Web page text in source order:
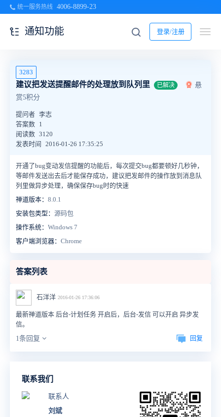
统一服务热线 4006-8899-23
登录/注册
通知功能
3283
建议把发送提醒邮件的处理放到队列里 已解决
悬
赏5积分
提问者 李志
答案数 1
阅读数 3120
发表时间
2016-01-26 17:35:25
开通了bug变动发信提醒的功能后，每次提交bug都要顿好几秒钟，
等邮件发送出去后才能保存成功，建议把发邮件的操作放到消息队
列里做异步处理，确保保存bug时的快速
禅道版本： 8.0.1
安装包类型： 源码包
操作系统： Windows 7
客户端浏览器： Chrome
答案列表
石洋洋 2016-01-26 17:36:06
最新禅道版本 后台-计划任务 开启后，后台-发信 可以开启 异步发
信。
1条回复
回复
联系我们
联系人
刘斌